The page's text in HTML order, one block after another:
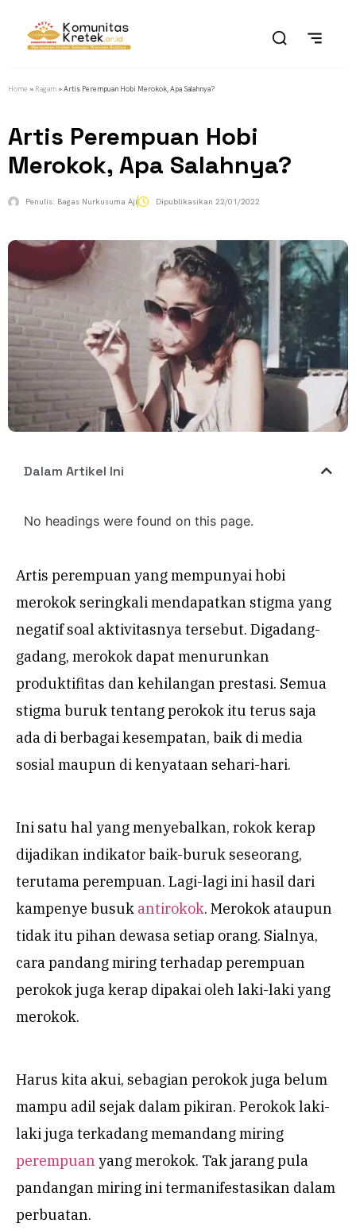
Home » Ragam »Artis Perempuan Hobi Merokok, Apa Salahnya?
Artis Perempuan Hobi
Merokok, Apa Salahnya?
Penulis: Bagas Nurkusuma Aji Dipublikasikan 22/01/2022
Dalam Artikel Ini
No headings were found on this page.
Artis perempuan yang mempunyai hobi
merokok seringkali mendapatkan stigma yang
negatif soal aktivitasnya tersebut. Digadang-
gadang, merokok dapat menurunkan
produktifitas dan kehilangan prestasi. Semua
stigma buruk tentang perokok itu terus saja
ada di berbagai kesempatan, baik di media
sosial maupun di kenyataan sehari-hari.
Ini satu hal yang menyebalkan, rokok kerap
dijadikan indikator baik-buruk seseorang,
terutama perempuan. Lagi-lagi ini hasil dari
kampenye busuk antirokok. Merokok ataupun
tidak itu pihan dewasa setiap orang. Sialnya,
cara pandang miring terhadap perempuan
perokok juga kerap dipakai oleh laki-laki yang
merokok.
Harus kita akui, sebagian perokok juga belum
mampu adil sejak dalam pikiran. Perokok laki-
laki juga terkadang memandang miring
perempuan yang merokok. Tak jarang pula
pandangan miring ini termanifestasikan dalam
perbuatan.